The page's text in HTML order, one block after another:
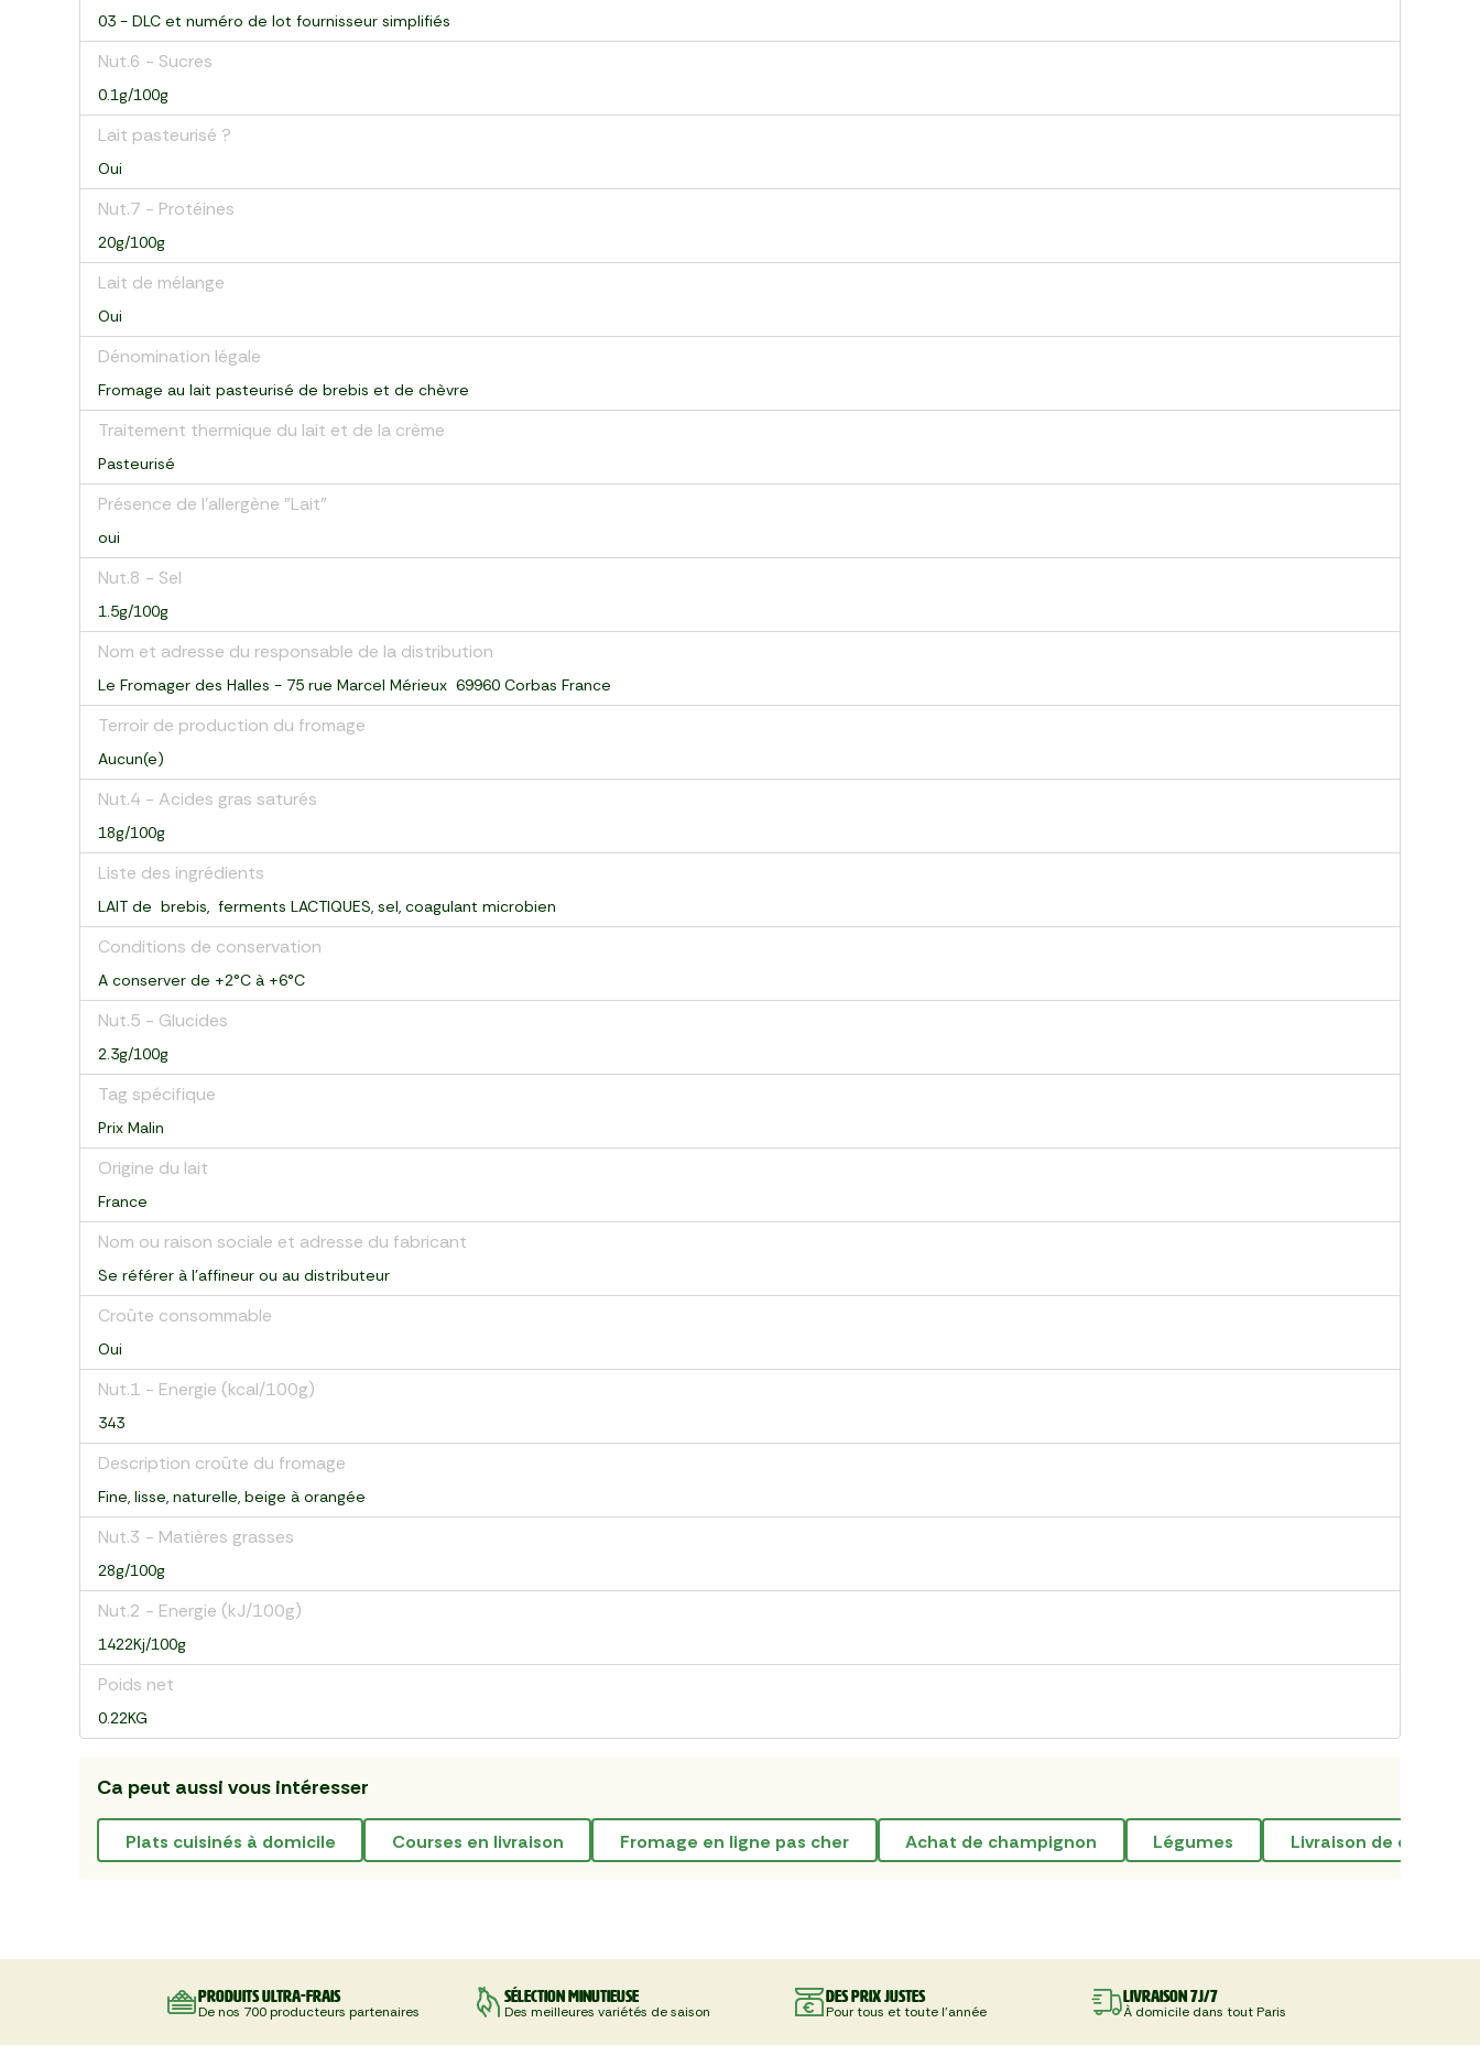
03 - DLC et numéro de lot fournisseur simplifiés
Nut.6 - Sucres
0.1g/100g
Lait pasteurisé ?
Oui
Nut.7 - Protéines
20g/100g
Lait de mélange
Oui
Dénomination légale
Fromage au lait pasteurisé de brebis et de chèvre
Traitement thermique du lait et de la crème
Pasteurisé
Présence de l'allergène "Lait"
oui
Nut.8 - Sel
1.5g/100g
Nom et adresse du responsable de la distribution
Le Fromager des Halles - 75 rue Marcel Mérieux 69960 Corbas France
Terroir de production du fromage
Aucun(e)
Nut.4 - Acides gras saturés
18g/100g
Liste des ingrédients
LAIT de brebis, ferments LACTIQUES, sel, coagulant microbien
Conditions de conservation
A conserver de +2°C à +6°C
Nut.5 - Glucides
2.3g/100g
Tag spécifique
Prix Malin
Origine du lait
France
Nom ou raison sociale et adresse du fabricant
Se référer à l'affineur ou au distributeur
Croûte consommable
Oui
Nut.1 - Energie (kcal/100g)
343
Description croûte du fromage
Fine, lisse, naturelle, beige à orangée
Nut.3 - Matières grasses
28g/100g
Nut.2 - Energie (kJ/100g)
1422Kj/100g
Poids net
0.22KG
Ca peut aussi vous intéresser
plats cuisinés à domicile courses en livraison fromage en ligne pas cher achat de champignon légumes livraison de
Produits ultra-frais
De nos 700 producteurs partenaires
Sélection minutieuse
Des meilleures variétés de saison
Des prix justes
Pour tous et toute l'année
Livraison 7J/7
À domicile dans tout Paris